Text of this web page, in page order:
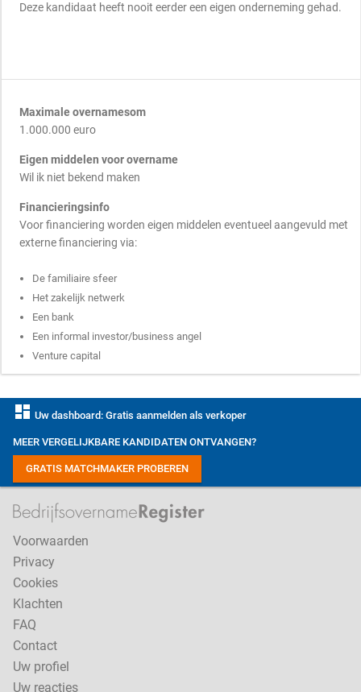
Deze kandidaat heeft nooit eerder een eigen onderneming gehad.
Maximale overnamesom
1.000.000 euro
Eigen middelen voor overname
Wil ik niet bekend maken
Financieringsinfo
Voor financiering worden eigen middelen eventueel aangevuld met
externe financiering via:
De familiaire sfeer
Het zakelijk netwerk
Een bank
Een informal investor/business angel
Venture capital
dashboard Uw dashboard: Gratis aanmelden als verkoper
MEER VERGELIJKBARE KANDIDATEN ONTVANGEN?
GRATIS MATCHMAKER PROBEREN
Voorwaarden
Privacy
Cookies
Klachten
FAQ
Contact
Uw profiel
Uw reacties